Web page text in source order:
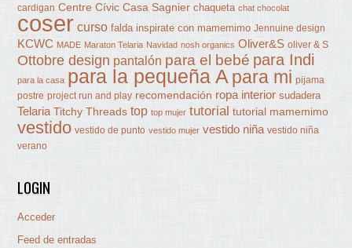
cardigan Centre Cívic Casa Sagnier chaqueta chat chocolat
coser curso falda inspirate con mamemimo Jennuine design
KCWC MADE Maraton Telaria Navidad nosh organics Oliver&S oliver & S
Ottobre design pantalón para el bebé para Indi
para la casa para la pequeña A para mi pijama
postre project run and play recomendación ropa interior sudadera
Telaria Titchy Threads top top mujer tutorial tutorial mamemimo
vestido vestido de punto vestido mujer vestido niña vestido niña
verano
LOGIN
Acceder
Feed de entradas